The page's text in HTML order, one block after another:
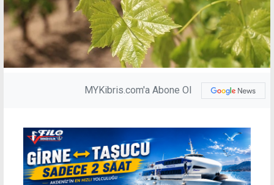
MYKibris.com'a Abone Ol